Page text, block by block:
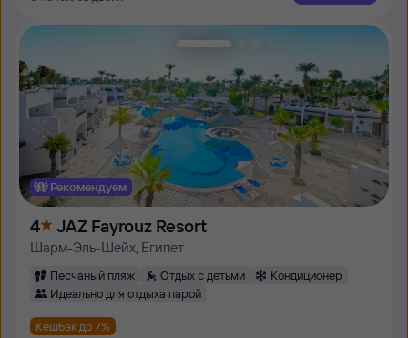
Рекомендуем
4 JAZ Fayrouz Resort
Шарм-Эль-Шейх, Египет
Песчаный пляж Отдых с детьми
Кондиционер
Идеально для отдыха парой
Кешбэк до 7%